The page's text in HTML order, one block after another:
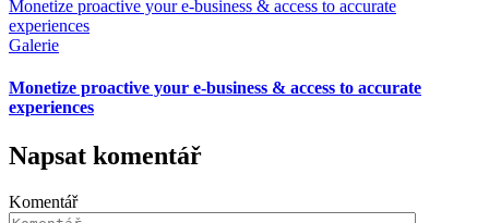
Monetize proactive your e-business & access to accurate
experiences
Galerie
Monetize proactive your e-business & access to accurate
experiences
Napsat komentář
Komentář